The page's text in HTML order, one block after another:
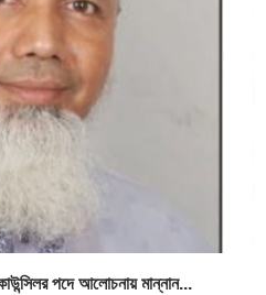
পদে আলোচনায় মান্নান...